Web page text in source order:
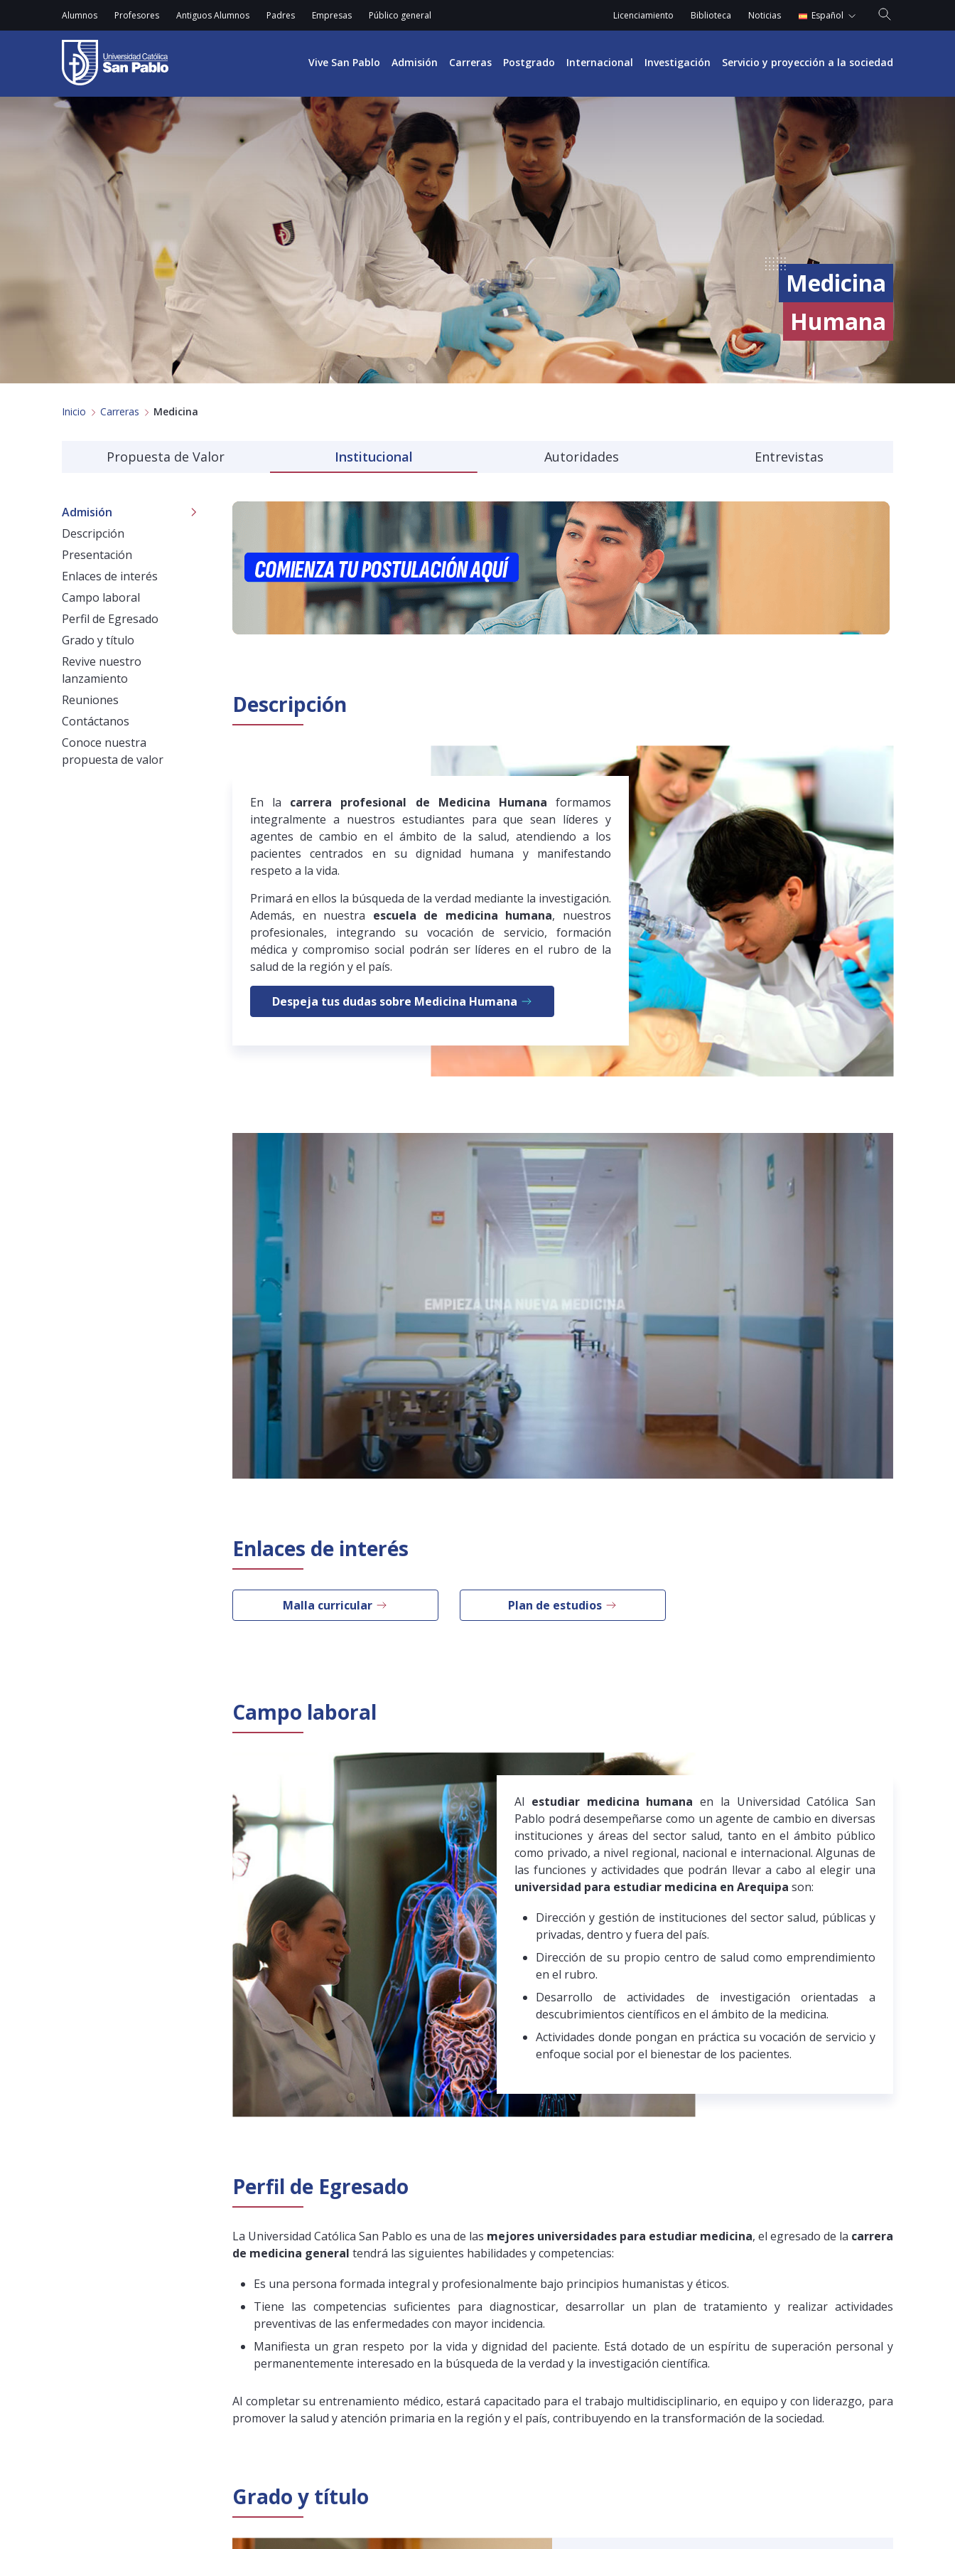
Alumnos Profesores Antiguos Alumnos Padres Empresas Público general Licenciamiento Biblioteca Noticias Español
Vive San Pablo Admisión Carreras Postgrado Internacional Investigación Servicio y proyección a la sociedad
Medicina
Humana
Inicio Carreras Medicina
Propuesta de Valor Institucional Autoridades Entrevistas
Admisión
Descripción
Presentación
Enlaces de interés
Campo laboral
Perfil de Egresado
Grado y título
Revive nuestro
lanzamiento
Reuniones
Contáctanos
Conoce nuestra
propuesta de valor
Descripción
En la carrera profesional de Medicina Humana formamos
integralmente a nuestros estudiantes para que sean líderes y
agentes de cambio en el ámbito de la salud, atendiendo a los
pacientes centrados en su dignidad humana y manifestando
respeto a la vida.
Primará en ellos la búsqueda de la verdad mediante la investigación.
Además, en nuestra escuela de medicina humana, nuestros
profesionales, integrando su vocación de servicio, formación
médica y compromiso social podrán ser líderes en el rubro de la
salud de la región y el país.
Despeja tus dudas sobre Medicina Humana
Enlaces de interés
Malla curricular Plan de estudios
Campo laboral
Al estudiar medicina humana en la Universidad Católica San
Pablo podrá desempeñarse como un agente de cambio en diversas
instituciones y áreas del sector salud, tanto en el ámbito público
como privado, a nivel regional, nacional e internacional. Algunas de
las funciones y actividades que podrán llevar a cabo al elegir una
universidad para estudiar medicina en Arequipa son:
Dirección y gestión de instituciones del sector salud, públicas y
privadas, dentro y fuera del país.
Dirección de su propio centro de salud como emprendimiento
en el rubro.
Desarrollo de actividades de investigación orientadas a
descubrimientos científicos en el ámbito de la medicina.
Actividades donde pongan en práctica su vocación de servicio y
enfoque social por el bienestar de los pacientes.
Perfil de Egresado
La Universidad Católica San Pablo es una de las mejores universidades para estudiar medicina, el egresado de la carrera
de medicina general tendrá las siguientes habilidades y competencias:
Es una persona formada integral y profesionalmente bajo principios humanistas y éticos.
Tiene las competencias suficientes para diagnosticar, desarrollar un plan de tratamiento y realizar actividades
preventivas de las enfermedades con mayor incidencia.
Manifiesta un gran respeto por la vida y dignidad del paciente. Está dotado de un espíritu de superación personal y
permanentemente interesado en la búsqueda de la verdad y la investigación científica.
Al completar su entrenamiento médico, estará capacitado para el trabajo multidisciplinario, en equipo y con liderazgo, para
promover la salud y atención primaria en la región y el país, contribuyendo en la transformación de la sociedad.
Grado y título